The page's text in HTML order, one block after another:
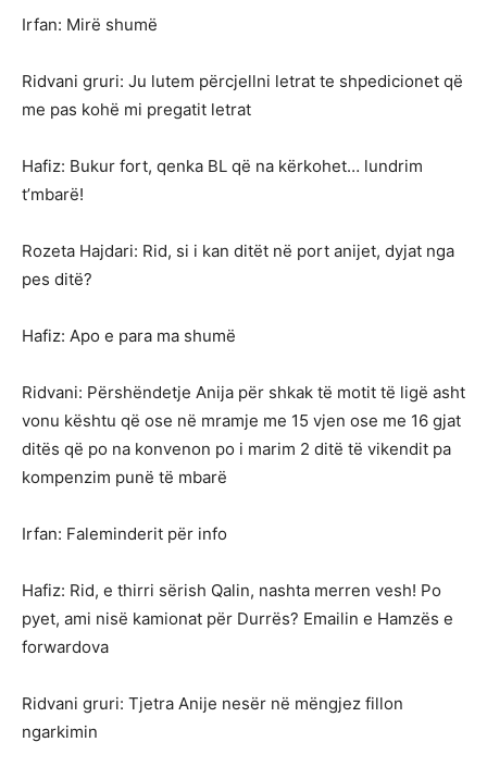
Irfan: Mirë shumë
Ridvani gruri: Ju lutem përcjellni letrat te shpedicionet që
me pas kohë mi pregatit letrat
Hafiz: Bukur fort, qenka BL që na kërkohet… lundrim
t’mbarë!
Rozeta Hajdari: Rid, si i kan ditët në port anijet, dyjat nga
pes ditë?
Hafiz: Apo e para ma shumë
Ridvani: Përshëndetje Anija për shkak të motit të ligë asht
vonu kështu që ose në mramje me 15 vjen ose me 16 gjat
ditës që po na konvenon po i marim 2 ditë të vikendit pa
kompenzim punë të mbarë
Irfan: Faleminderit për info
Hafiz: Rid, e thirri sërish Qalin, nashta merren vesh! Po
pyet, ami nisë kamionat për Durrës? Emailin e Hamzës e
forwardova
Ridvani gruri: Tjetra Anije nesër në mëngjez fillon
ngarkimin